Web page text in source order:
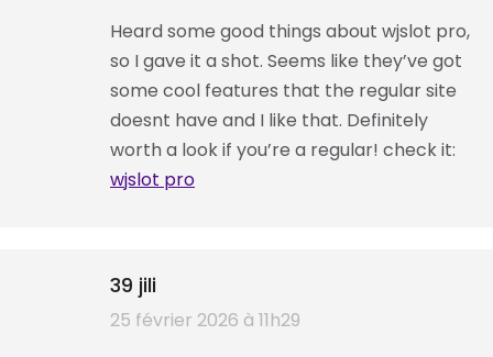
Heard some good things about wjslot pro,
so I gave it a shot. Seems like they’ve got
some cool features that the regular site
doesnt have and I like that. Definitely
worth a look if you’re a regular! check it:
wjslot pro
39 jili
dit
25 février 2026 à 11h29